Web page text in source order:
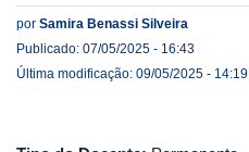
por Samira Benassi Silveira
Publicado: 07/05/2025 - 16:43
Última modificação: 09/05/2025 - 14:19